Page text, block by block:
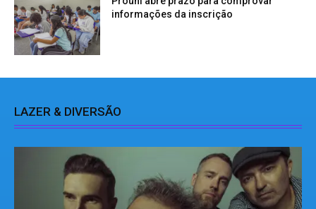
informações da inscrição
LAZER & DIVERSÃO